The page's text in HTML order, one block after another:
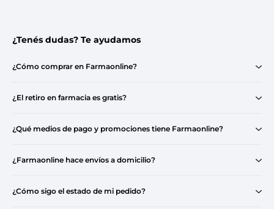
¿Tenés dudas? Te ayudamos
¿Cómo comprar en Farmaonline?
¿El retiro en farmacia es gratis?
¿Qué medios de pago y promociones tiene Farmaonline?
¿Farmaonline hace envíos a domicilio?
¿Cómo sigo el estado de mi pedido?